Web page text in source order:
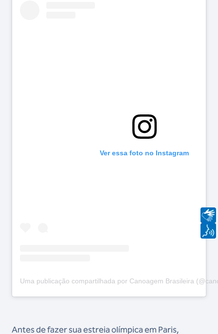
Ver essa foto no Instagram
Uma publicação compartilhada por Canoagem Brasileira
Antes de fazer sua estreia olímpica em Paris,